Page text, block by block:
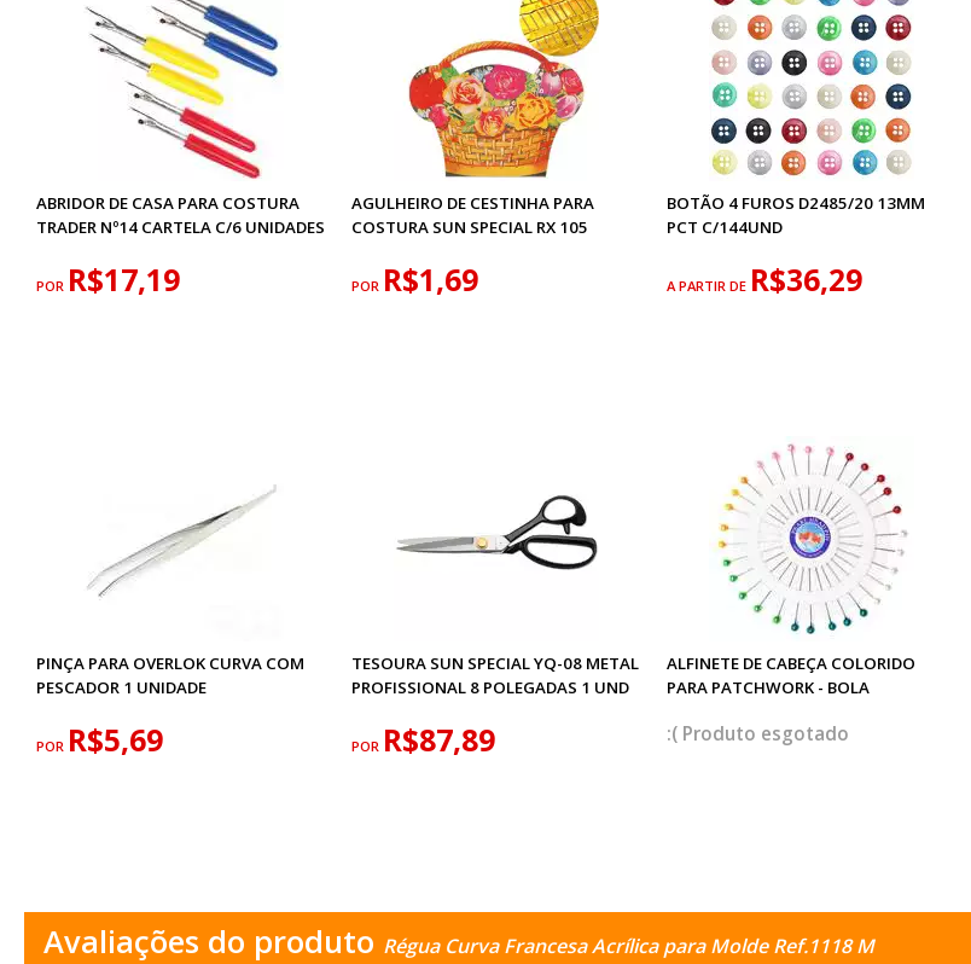
ABRIDOR DE CASA PARA COSTURA
TRADER Nº14 CARTELA C/6 UNIDADES
POR R$17,19
AGULHEIRO DE CESTINHA PARA
COSTURA SUN SPECIAL RX 105
POR R$1,69
BOTÃO 4 FUROS D2485/20 13MM
PCT C/144UND
A PARTIR DE R$36,29
PINÇA PARA OVERLOK CURVA COM
PESCADOR 1 UNIDADE
POR R$5,69
TESOURA SUN SPECIAL YQ-08 METAL
PROFISSIONAL 8 POLEGADAS 1 UND
POR R$87,89
ALFINETE DE CABEÇA COLORIDO
PARA PATCHWORK - BOLA
esgotado
Avaliações do produto Régua Curva Francesa Acrílica para Molde Ref.1118 M